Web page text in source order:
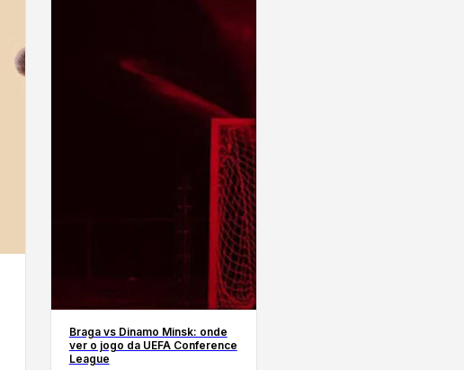
Braga vs Dinamo Minsk: onde
ver o jogo da UEFA Conference
League